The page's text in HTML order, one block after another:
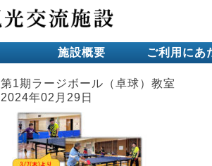
施設概要 ご利用にあ
第1期ラージボール（卓球）教室
2024年02月29日